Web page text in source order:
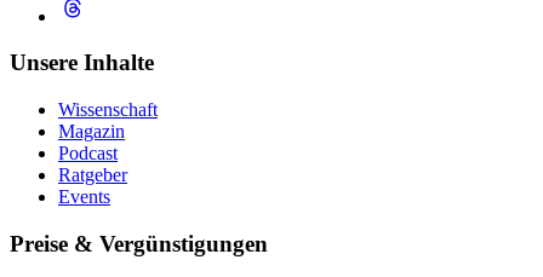
Unsere Inhalte
Wissenschaft
Magazin
Podcast
Ratgeber
Events
Preise & Vergünstigungen